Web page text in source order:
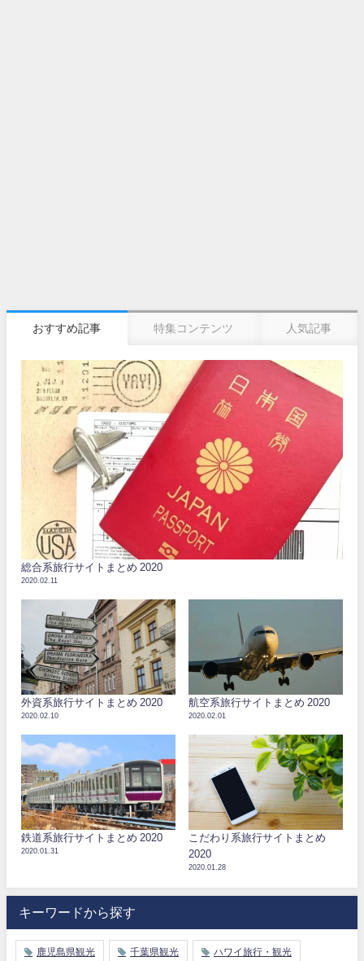
おすすめ記事 特集コンテンツ 人気記事
総合系旅行サイトまとめ 2020
2020.02.11
外資系旅行サイトまとめ 2020
2020.02.10
航空系旅行サイトまとめ 2020
2020.02.01
鉄道系旅行サイトまとめ 2020
2020.01.31
こだわり系旅行サイトまとめ
2020
2020.01.28
キーワードから探す
鹿児島県観光 千葉県観光 ハワイ旅行・観光